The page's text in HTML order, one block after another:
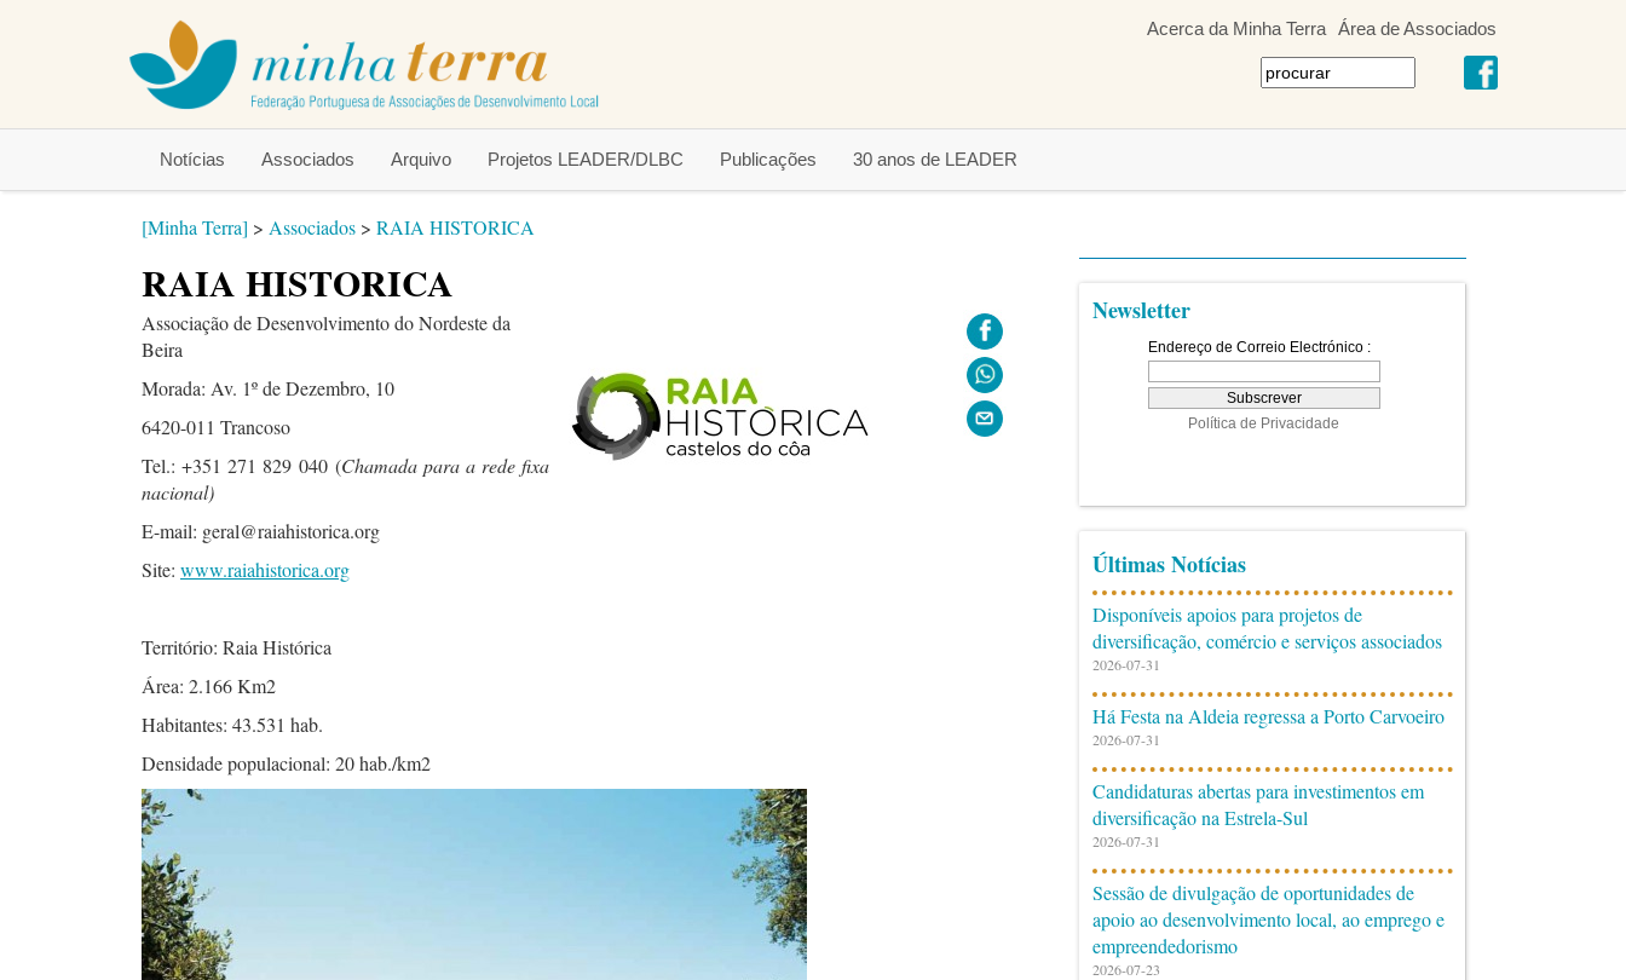
Acerca da Minha Terra Área de Associados
Notícias Associados Arquivo Projetos LEADER/DLBC Publicações 30 anos de LEADER
[Minha Terra] > Associados > RAIA HISTORICA
RAIA HISTORICA
Associação de Desenvolvimento do Nordeste da
Beira
Morada: Av. 1º de Dezembro, 10
6420-011 Trancoso
Tel.: +351 271 829 040 (Chamada para a rede fixa
nacional)
E-mail: geral@raiahistorica.org
Site: www.raiahistorica.org
Território: Raia Histórica
Área: 2.166 Km2
Habitantes: 43.531 hab.
Densidade populacional: 20 hab./km2
Newsletter
Últimas Notícias
Disponíveis apoios para projetos de
diversificação, comércio e serviços associados
2026-07-31
Há Festa na Aldeia regressa a Porto Carvoeiro
2026-07-31
Candidaturas abertas para investimentos em
diversificação na Estrela-Sul
2026-07-31
Sessão de divulgação de oportunidades de
apoio ao desenvolvimento local, ao emprego e
empreendedorismo
2026-07-23